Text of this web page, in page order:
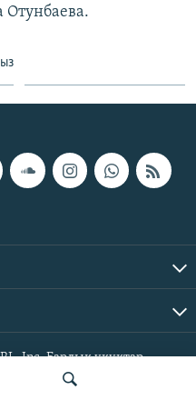
Отунбаева.
Inc. Бардык укуктар